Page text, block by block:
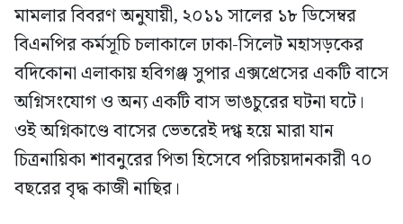
মামলার বিবরণ অনুযায়ী, ২০১১ সালের ১৮ ডিসেম্বর
বিএনপির কর্মসূচি চলাকালে ঢাকা-সিলেট মহাসড়কের
বদিকোনা এলাকায় হবিগঞ্জ সুপার এক্সপ্রেসের একটি বাসে
অগ্নিসংযোগ ও অন্য একটি বাস ভাঙচুরের ঘটনা ঘটে।
ওই অগ্নিকাণ্ডে বাসের ভেতরেই দগ্ধ হয়ে মারা যান
চিত্রনায়িকা শাবনুরের পিতা হিসেবে পরিচয়দানকারী ৭০
বছরের বৃদ্ধ কাজী নাছির।